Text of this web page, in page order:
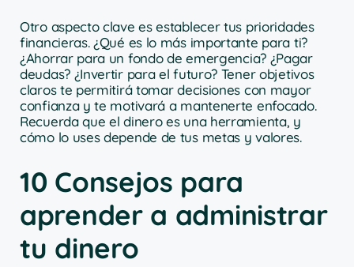
Otro aspecto clave es establecer tus prioridades
financieras. ¿Qué es lo más importante para ti?
¿Ahorrar para un fondo de emergencia? ¿Pagar
deudas? ¿Invertir para el futuro? Tener objetivos
claros te permitirá tomar decisiones con mayor
confianza y te motivará a mantenerte enfocado.
Recuerda que el dinero es una herramienta, y
cómo lo uses depende de tus metas y valores.
10 Consejos para
aprender a administrar
tu dinero